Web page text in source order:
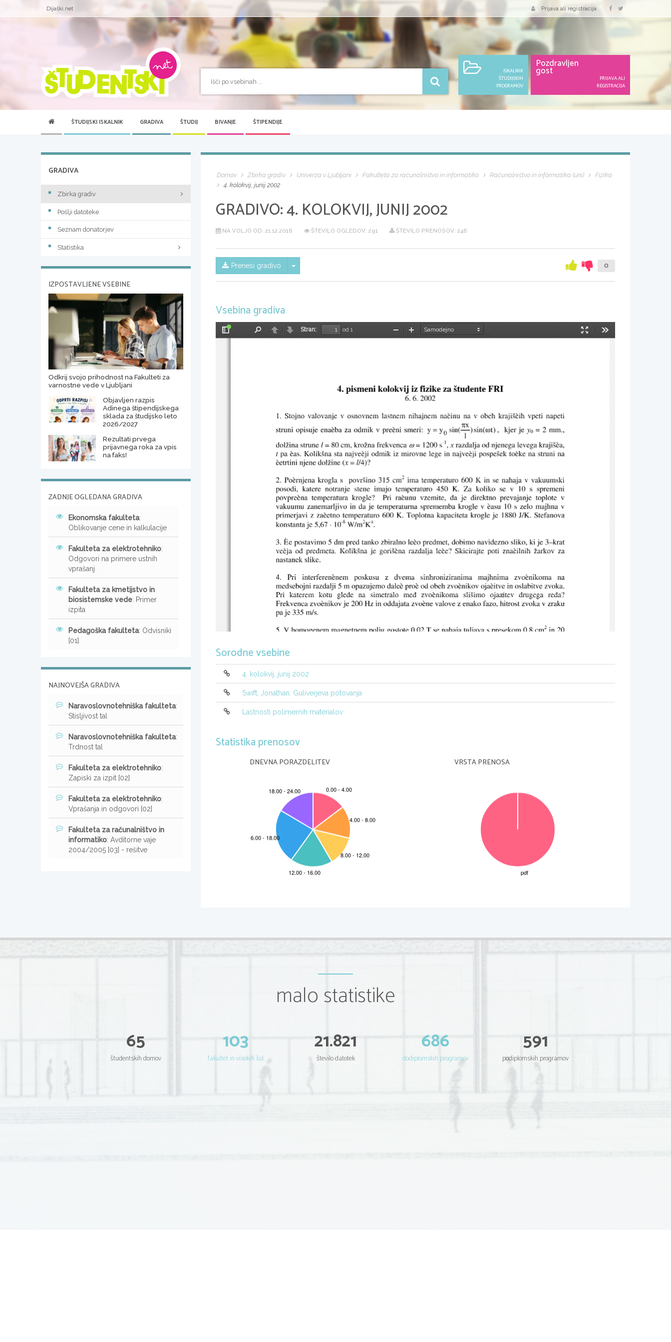
Dijaški.net Prijava ali registracija
ISKALNIK
ŠTUDIJSKIH
PROGRAMOV
Pozdravljen
gost
PRIJAVA ALI
REGISTRACIJA
ŠTUDIJSKI ISKALNIK GRADIVA ŠTUDIJ BIVANJE ŠTIPENDIJE
Domov Zbirka gradiv Univerza v Ljubljani Fakulteta za računalništvo in informatiko Računalništvo in informatika (uni)
Fizika
4. kolokvij, junij 2002
GRADIVO:4. KOLOKVIJ, JUNIJ 2002
NA VOLJO OD: 21.12.2018 ŠTEVILO OGLEDOV: 291 ŠTEVILO PRENOSOV: 248
Prenesi gradivo Skrij/prikaži meni 0
Vsebina gradiva
Preklopi
NazajNaprej
Stran:
od 1
Način
PomanjšajPovečaj
Sorodne vsebine
4. kolokvij, junij 2002
Swift, Jonathan: Guliverjeva potovanja
Lastnosti polimernih materialov
Statistika prenosov
DNEVNA PORAZDELITEV VRSTA PRENOSA
GRADIVA
Zbirka gradiv
Pošlji datoteke
Seznam donatorjev
Statistika
IZPOSTAVLJENE VSEBINE
Odkrij svojo prihodnost na Fakulteti za
varnostne vede v Ljubljani
Objavljen razpis
Adinega štipendijskega
sklada za študijsko leto
2026/2027
Rezultati prvega
prijavnega roka za vpis
na faks!
ZADNJE OGLEDANA GRADIVA
Ekonomska fakulteta:
Oblikovanje cene in kalkulacije
Fakulteta za elektrotehniko:
Odgovori na primere ustnih
vprašanj
Fakulteta za kmetijstvo in
biosistemske vede: Primer
izpita
Pedagoška fakulteta: Odvisniki
[01]
NAJNOVEJŠA GRADIVA
Naravoslovnotehniška fakulteta:
Stisljivost tal
Naravoslovnotehniška fakulteta:
Trdnost tal
Fakulteta za elektrotehniko:
Zapiski za izpit [02]
Fakulteta za elektrotehniko:
Vprašanja in odgovori [02]
Fakulteta za računalništvo in
informatiko: Avditorne vaje
2004/2005 [03] - rešitve
malo statistike
65
študentskih domov
103
fakultet in visokih šol
21.821
število datotek
686
dodiplomskih programov
591
podiplomskih programov